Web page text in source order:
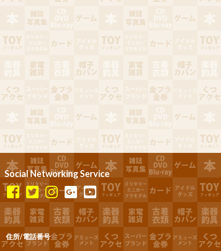
Social Networking Service
住所/電話番号